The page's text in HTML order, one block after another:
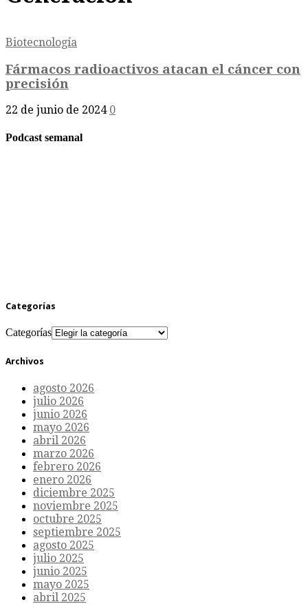
Biotecnología
Fármacos radioactivos atacan el cáncer con
precisión
22 de junio de 2024 0
Podcast semanal
Categorías
Categorías
Archivos
agosto 2026
julio 2026
junio 2026
mayo 2026
abril 2026
marzo 2026
febrero 2026
enero 2026
diciembre 2025
noviembre 2025
octubre 2025
septiembre 2025
agosto 2025
julio 2025
junio 2025
mayo 2025
abril 2025